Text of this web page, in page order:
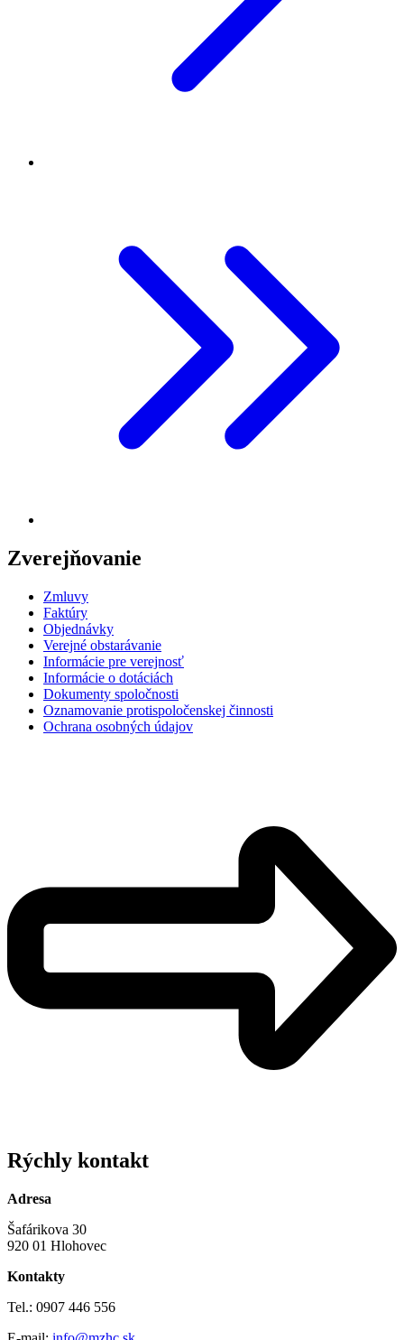
Zverejňovanie
Zmluvy
Faktúry
Objednávky
Verejné obstarávanie
Informácie pre verejnosť
Informácie o dotáciách
Dokumenty spoločnosti
Oznamovanie protispoločenskej činnosti
Ochrana osobných údajov
Rýchly kontakt
Adresa
Šafárikova 30
920 01 Hlohovec
Kontakty
Tel.: 0907 446 556